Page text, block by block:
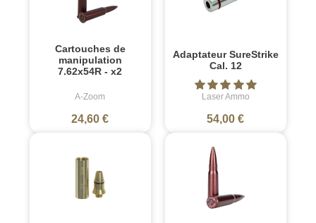
Cartouches de
manipulation
7.62x54R - x2
A-Zoom
24,60 €
Adaptateur SureStrike
Cal. 12
Laser Ammo
54,00 €